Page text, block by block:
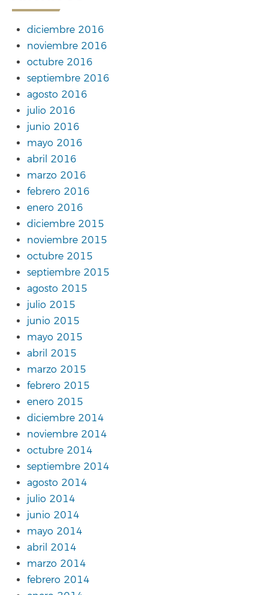
diciembre 2016
noviembre 2016
octubre 2016
septiembre 2016
agosto 2016
julio 2016
junio 2016
mayo 2016
abril 2016
marzo 2016
febrero 2016
enero 2016
diciembre 2015
noviembre 2015
octubre 2015
septiembre 2015
agosto 2015
julio 2015
junio 2015
mayo 2015
abril 2015
marzo 2015
febrero 2015
enero 2015
diciembre 2014
noviembre 2014
octubre 2014
septiembre 2014
agosto 2014
julio 2014
junio 2014
mayo 2014
abril 2014
marzo 2014
febrero 2014